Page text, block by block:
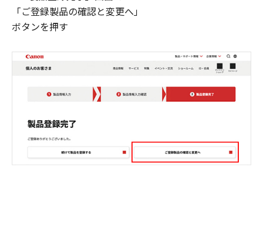
「ご登録製品の確認と変更へ」
ボタンを押す